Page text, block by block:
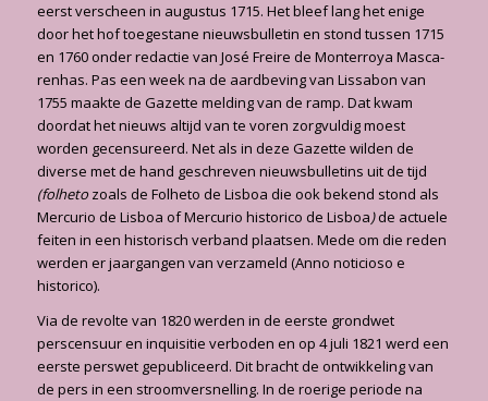
eerst verscheen in augustus 1715. Het bleef lang het enige
door het hof toegestane nieuws­bulletin en stond tussen 1715
en 1760 onder redactie van José Freire de Monterroya Masca­
renhas. Pas een week na de aardbeving van Lissabon van
1755 maakte de Gazette melding van de ramp. Dat kwam
doordat het nieuws altijd van te voren zorgvuldig moest
worden gecensu­reerd. Net als in deze Gazette wilden de
diverse met de hand geschreven nieuwsbulletins uit de tijd
(folhetozoals de Folheto de Lisboa die ook bekend stond als
Mercurio de Lisboa of Mercurio historico de Lisboa)de actuele
feiten in een historisch verband plaatsen. Mede om die reden
werden er jaargangen van verzameld (Anno noticioso e
historico).
Via de revolte van 1820 werden in de eerste grondwet
perscensuur en inquisitie verboden en op 4 juli 1821 werd een
eerste perswet gepubliceerd. Dit bracht de ontwikkeling van
de pers in een stroomversnelling. In de roerige periode na